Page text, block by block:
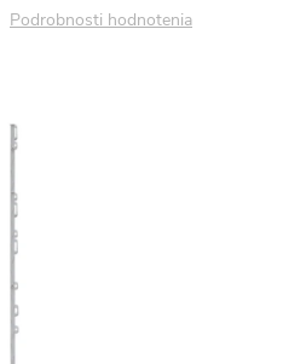
Podrobnosti hodnotenia